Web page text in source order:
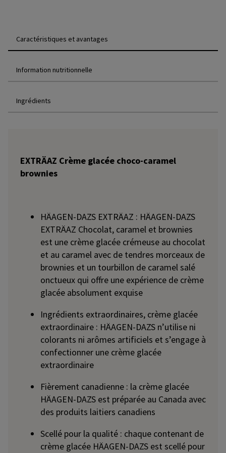
Caractéristiques et avantages
Information nutritionnelle
Ingrédients
EXTRÄAZ Crème glacée choco-caramel
brownies
HÄAGEN-DAZS EXTRÄAZ : HÄAGEN-DAZS
EXTRÄAZ Chocolat, caramel et brownies
est une crème glacée crémeuse au chocolat
et au caramel avec de tendres morceaux de
brownies et un tourbillon de caramel salé
onctueux qui offre une expérience de crème
glacée absolument exquise
Ingrédients extraordinaires, crème glacée
extraordinaire : HÄAGEN-DAZS n’utilise ni
colorants ni arômes artificiels et s’engage à
confectionner une crème glacée
extraordinaire
Fièrement canadienne : la crème glacée
HÄAGEN-DAZS est préparée au Canada avec
des produits laitiers canadiens
Scellé pour la qualité : chaque contenant de
crème glacée HÄAGEN-DAZS est scellé pour